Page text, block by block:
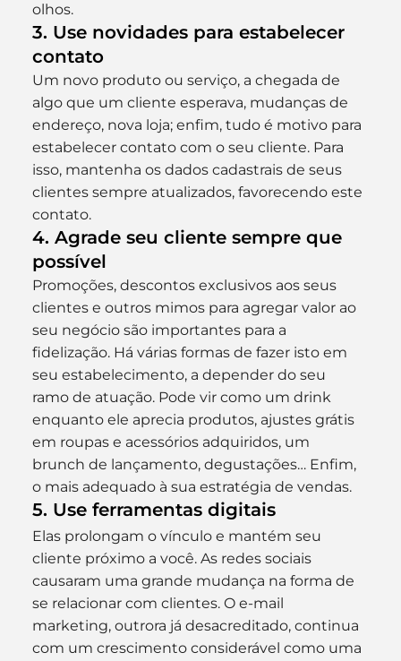
olhos.
3. Use novidades para estabelecer
contato
Um novo produto ou serviço, a chegada de
algo que um cliente esperava, mudanças de
endereço, nova loja; enfim, tudo é motivo para
estabelecer contato com o seu cliente. Para
isso, mantenha os dados cadastrais de seus
clientes sempre atualizados, favorecendo este
contato.
4. Agrade seu cliente sempre que
possível
Promoções, descontos exclusivos aos seus
clientes e outros mimos para agregar valor ao
seu negócio são importantes para a
fidelização. Há várias formas de fazer isto em
seu estabelecimento, a depender do seu
ramo de atuação. Pode vir como um drink
enquanto ele aprecia produtos, ajustes grátis
em roupas e acessórios adquiridos, um
brunch de lançamento, degustações… Enfim,
o mais adequado à sua estratégia de vendas.
5. Use ferramentas digitais
Elas prolongam o vínculo e mantém seu
cliente próximo a você. As redes sociais
causaram uma grande mudança na forma de
se relacionar com clientes. O e-mail
marketing, outrora já desacreditado, continua
com um crescimento considerável como uma